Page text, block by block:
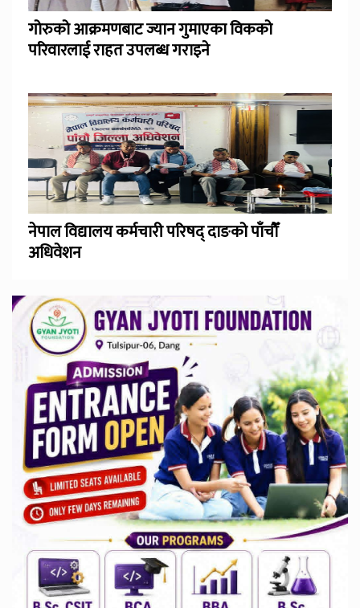
गोरुको आक्रमणबाट ज्यान गुमाएका विकको
परिवारलाई राहत उपलब्ध गराइने
नेपाल विद्यालय कर्मचारी परिषद् दाङको पाँचौँ
अधिवेशन